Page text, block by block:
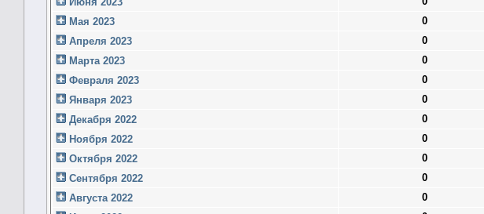
Мая 2023
0
Апреля 2023
0
Марта 2023
0
Февраля 2023
0
Января 2023
0
Декабря 2022
0
Ноября 2022
0
Октября 2022
0
Сентября 2022
0
Августа 2022
0